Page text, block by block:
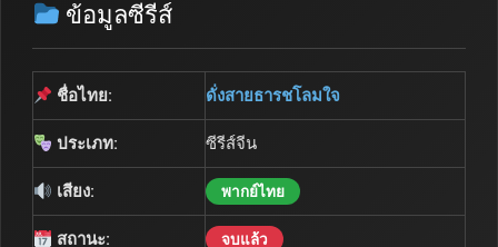
ข้อมูลซีรีส์
ชื่อไทย: ดั่งสายธารชโลมใจ
ประเภท: ซีรีส์จีน
เสียง: พากย์ไทย
สถานะ: จบแล้ว